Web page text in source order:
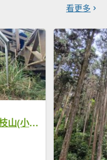
看更多
高雄 藤枝森林遊樂區 東藤枝山(小百岳)